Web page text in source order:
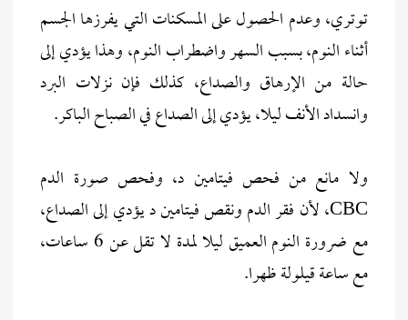
توتري، وعدم الحصول على المسكنات التي يفرزها الجسم
أثناء النوم، بسبب السهر واضطراب النوم، وهذا يؤدي إلى
حالة من الإرهاق والصداع، كذلك فإن نزلات البرد
وانسداد الأنف ليلا، يؤدي إلى الصداع في الصباح الباكر.
ولا مانع من فحص فيتامين د، وفحص صورة الدم
CBC، لأن فقر الدم ونقص فيتامين د يؤدي إلى الصداع،
مع ضرورة النوم العميق ليلا لمدة لا تقل عن 6 ساعات،
مع ساعة قيلولة ظهرا.